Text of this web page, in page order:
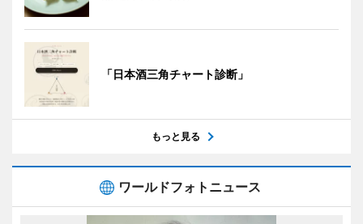
「日本酒三角チャート診断」
もっと見る
ワールドフォトニュース